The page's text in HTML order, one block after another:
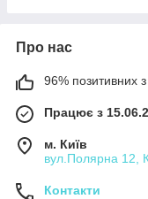
Про нас
96% позитивних з
Працює з
м. Київ
вул.Полярна 12,
Контакти